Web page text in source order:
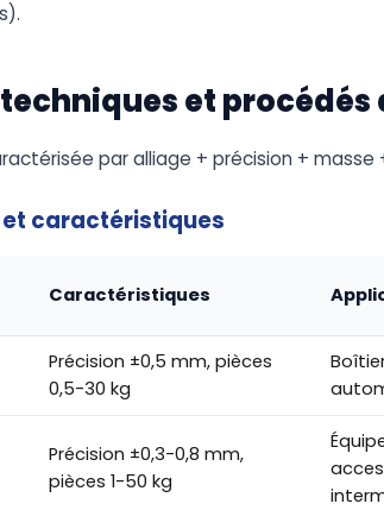
et procédés
par alliage + précision + masse
caractéristiques
Caractéristiques
Précision ±0,5 mm, pièces
0,5-30 kg
Précision ±0,3-0,8 mm,
pièces 1-50 kg